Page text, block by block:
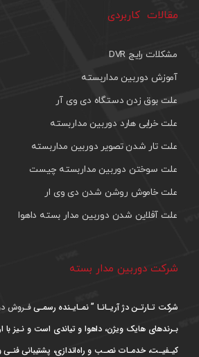
مقالات کاربردی
مشکلات رایج DVR
آموزش دوربین مداربسته
علت بوق زدن دستگاه دی وی آر
علت خرابی هارد دوربین مداربسته
علت تار شدن تصویر دوربین مداربسته
علت سوختن دوربین مداربسته چیست
علت خاموش روشن شدن دی وی ار
علت آفلاین شدن دوربین مدار بسته داهوا
شرکت دوربین مدار بسته
شرکت تـارتـن دژ آریـانـا ” نمـایـنده رسمـیفـروش
بـرندهای هایک ویژن، داهوا و تیاندی است و نـیز با
کیـفیـت، خدمـات نصـب و راه‌اندازی، پشتیبانی